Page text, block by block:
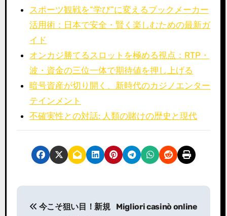
スポーツ観戦を“学び”に変えるブックメーカー
活用術：日本で安全・賢く楽しむための最新ガ
イド
オンカジ勝てるスロットを極める視点：RTP・
波・資金の三位一体で期待値を押し上げる
暗号資産が切り開く、新時代のカジノエンター
テインメント
不確実性との対話: 人類の賭けの歴史と現代
P
今こそ狙い目！新規
Migliori casinò online